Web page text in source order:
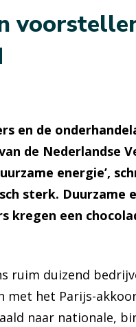
en de
de Nederlandse
energie’,
sterk. Duurzame
kregen een
ruim duizend
het Parijs-
naar nationale,